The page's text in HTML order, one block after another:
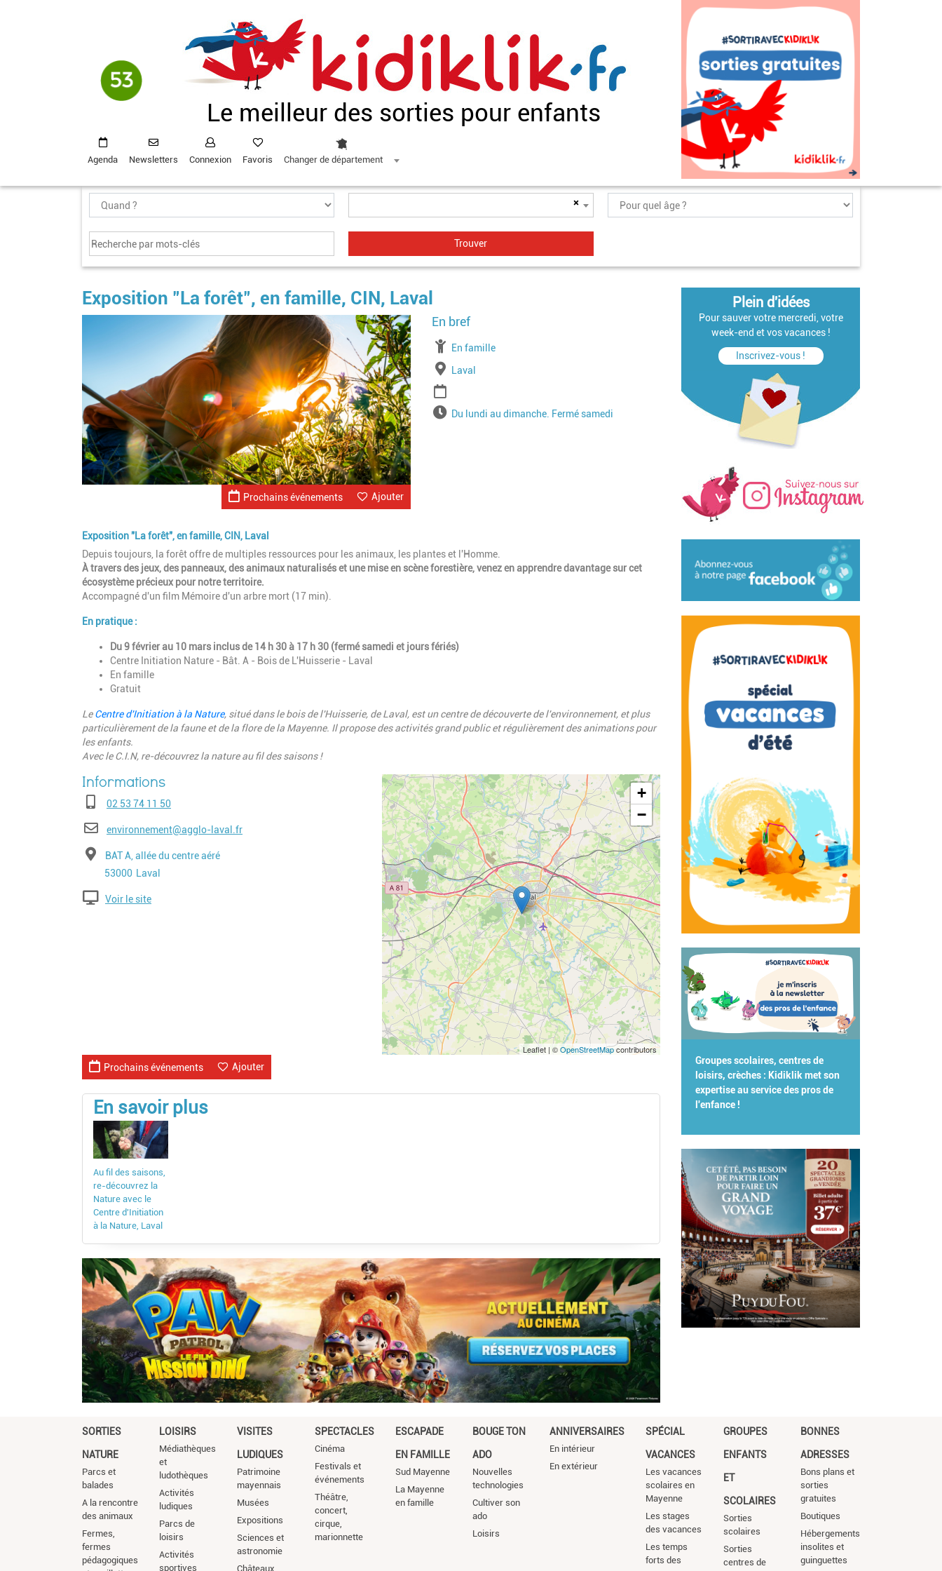
Le meilleur des sorties pour enfants
Agenda Newsletters Connexion Favoris Changer de département
×
Exposition "La forêt", en famille, CIN, Laval
Image
Ajouter
Prochains événements
À partir de
En famille
Lieu
Laval
HorairesDu lundi au dimanche. Fermé samedi
Exposition "La forêt", en famille, CIN, Laval
Depuis toujours, la forêt offre de multiples ressources pour les animaux, les plantes et l'Homme.
À travers des jeux, des panneaux, des animaux naturalisés et une mise en scène forestière, venez en apprendre davantage sur cet
écosystème précieux pour notre territoire.
Accompagné d'un film Mémoire d'un arbre mort (17 min).
En pratique :
Du 9 février au 10 mars inclus de 14 h 30 à 17 h 30 (fermé samedi et jours fériés)
Centre Initiation Nature - Bât. A - Bois de L'Huisserie - Laval
En famille
Gratuit
LeCentre d'Initiation à la Nature, situé dans le bois de l'Huisserie, de Laval, est un centre de découverte de l'environnement, et plus
particulièrement de la faune et de la flore de la Mayenne. Il propose des activités grand public et régulièrement des animations pour
les enfants.
Avec le C.I.N, re-découvrez la nature au fil des saisons !
Téléphone02 53 74 11 50
E-mailenvironnement@agglo-laval.fr
AdresseBAT A, allée du centre aéré
Code postal
53000 Ville
Laval
Voir le site
Geolocalisation
+
−
Leaflet | ©OpenStreetMapcontributors
Ajouter
Prochains événements
En savoir plus
Au fil des saisons,
re-découvrez la
Nature avec le
Centre d'Initiation
à la Nature, Laval
Plein d'idées
Pour sauver votre mercredi, votre
week-end et vos vacances !
Inscrivez-vous !
Groupes scolaires, centres de
loisirs, crèches : Kidiklik met son
expertise au service des pros de
l'enfance !
SORTIES
NATURE
Parcs et
balades
A la rencontre
des animaux
Fermes,
fermes
pédagogiques
LOISIRS
Médiathèques
et
ludothèques
Activités
ludiques
Parcs de
loisirs
Activités
sportives
VISITES
LUDIQUES
Patrimoine
mayennais
Musées
Expositions
Sciences et
astronomie
Châteaux
SPECTACLES
Cinéma
Festivals et
événements
Théâtre,
concert,
cirque,
marionnette
ESCAPADE
EN FAMILLE
Sud Mayenne
La Mayenne
en famille
BOUGE TON
ADO
Nouvelles
technologies
Cultiver son
ado
Loisirs
ANNIVERSAIRES
En intérieur
En extérieur
SPÉCIAL
VACANCES
Les vacances
scolaires en
Mayenne
Les stages
des vacances
Les temps
forts des
GROUPES
ENFANTS
ET
SCOLAIRES
Sorties
scolaires
Sorties
centres de
BONNES
ADRESSES
Bons plans et
sorties
gratuites
Boutiques
Hébergements
insolites et
guinguettes